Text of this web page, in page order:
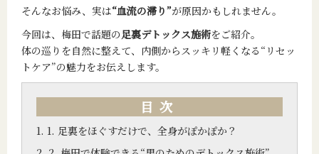
そんなお悩み、実は“血流の滞り”が原因かもしれません。
今回は、梅田で話題の足裏デトックス施術をご紹介。
体の巡りを自然に整えて、内側からスッキリ軽くなる“リセッ
トケア”の魅力をお伝えします。
目次
1. 足裏をほぐすだけで、全身がぽかぽか？